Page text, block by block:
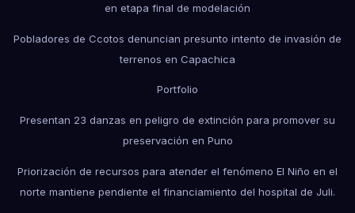
en etapa final de modelación
Pobladores de Ccotos denuncian presunto intento de invasión de
terrenos en Capachica
Portfolio
Presentan 23 danzas en peligro de extinción para promover su
preservación en Puno
Priorización de recursos para atender el fenómeno El Niño en el
norte mantiene pendiente el financiamiento del hospital de Juli.